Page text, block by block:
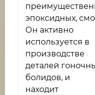
эпоксидных,
Он активно
используется в
производстве
деталей
болидов, и
находит